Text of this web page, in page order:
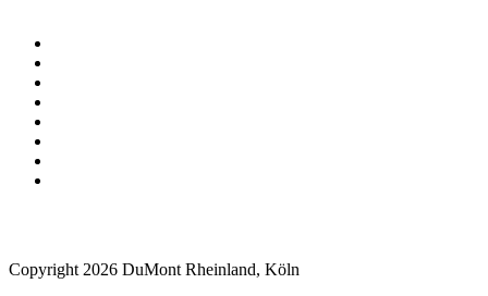
Copyright 2026 DuMont Rheinland, Köln